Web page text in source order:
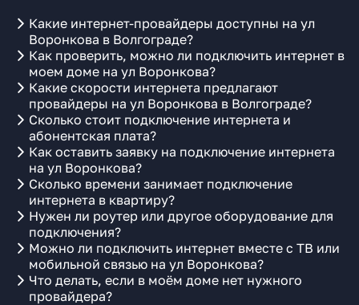
Какие интернет-провайдеры доступны на ул
Воронкова в Волгограде?
Как проверить, можно ли подключить интернет в
моем доме на ул Воронкова?
Какие скорости интернета предлагают
провайдеры на ул Воронкова в Волгограде?
Сколько стоит подключение интернета и
абонентская плата?
Как оставить заявку на подключение интернета
на ул Воронкова?
Сколько времени занимает подключение
интернета в квартиру?
Нужен ли роутер или другое оборудование для
подключения?
Можно ли подключить интернет вместе с ТВ или
мобильной связью на ул Воронкова?
Что делать, если в моём доме нет нужного
провайдера?